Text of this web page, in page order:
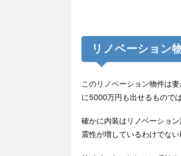
リノベーション
このリノベーション物件は
に5000万円も出せるもので
確かに内装はリノベーショ
震性が増しているわけでな